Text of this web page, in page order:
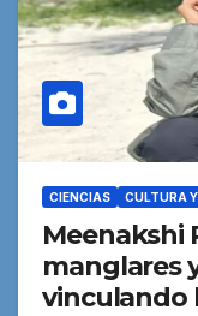
CIENCIAS CULTURA
Meenakshi
manglares
vinculando